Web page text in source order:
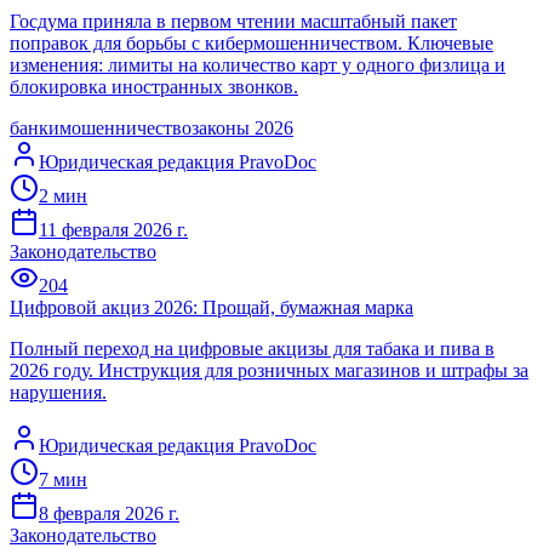
Госдума приняла в первом чтении масштабный пакет
поправок для борьбы с кибермошенничеством. Ключевые
изменения: лимиты на количество карт у одного физлица и
блокировка иностранных звонков.
банкимошенничествозаконы 2026
Юридическая редакция PravoDoc
2 мин
11 февраля 2026 г.
Законодательство
204
Цифровой акциз 2026: Прощай, бумажная марка
Полный переход на цифровые акцизы для табака и пива в
2026 году. Инструкция для розничных магазинов и штрафы за
нарушения.
Юридическая редакция PravoDoc
7 мин
8 февраля 2026 г.
Законодательство